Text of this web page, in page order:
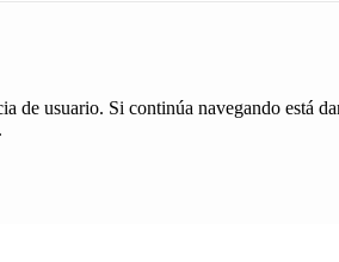
de usuario. Si continúa navegando está